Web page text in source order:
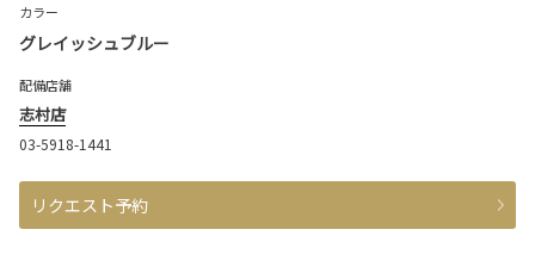
カラー
グレイッシュブルー
配備店舗
志村店
03-5918-1441
リクエスト予約